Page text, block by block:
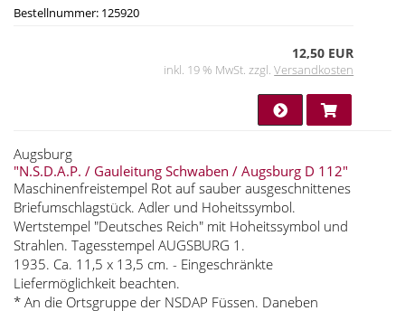
Bestellnummer: 125920
12,50 EUR
inkl. 19 % MwSt. zzgl.Versandkosten
Augsburg
"N.S.D.A.P. / Gauleitung Schwaben / Augsburg D 112"
Maschinenfreistempel Rot auf sauber ausgeschnittenes
Briefumschlagstück. Adler und Hoheitssymbol.
Wertstempel "Deutsches Reich" mit Hoheitssymbol und
Strahlen. Tagesstempel AUGSBURG 1.
1935. Ca. 11,5 x 13,5 cm. - Eingeschränkte
Liefermöglichkeit beachten.
* An die Ortsgruppe der NSDAP Füssen. Daneben